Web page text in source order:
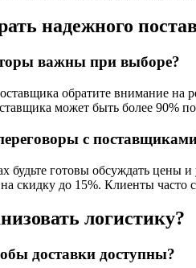
надежного
важны при выборе?
обратите внимание на
может быть более 90%
с
будьте готовы обсуждать цены
на скидку до 15%. Клиенты
логистику?
доставки доступны?